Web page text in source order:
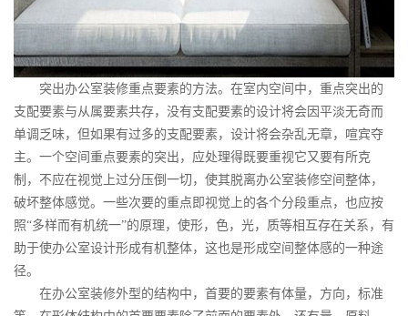
突出办公室装修重点要素的方法。在室内空间中，重点突出的
支配要素与从属要素共存，没有支配要素的设计将会因平淡无奇而
单调乏味，但如果有过多的支配要素，设计将会杂乱无章，喧宾夺
主。一个空间重点要素的突出，应处理得既要重视它又要有所克
制，不应在视觉上过分压倒一切，使其脱离办公室装修空间整体，
破坏整体感觉。一些次要的重点即视觉上的各个分段重点，也应按
照“多样而有机统一”的原理，使形，色，光，质等相互存在关系，有
助于使办公室设计形成有机整体，这也是形成空间整体感的一种途
径。
在办公室装修外型的结构中，首要的要素有体量，方向，标准